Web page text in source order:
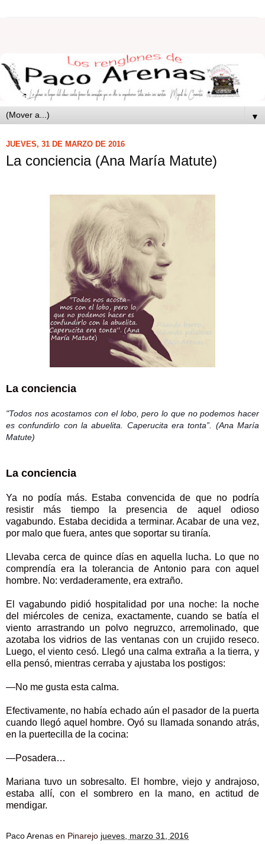
▼
JUEVES, 31 DE MARZO DE 2016
La conciencia (Ana María Matute)
La conciencia
"Todos nos acostamos con el lobo, pero lo que no podemos hacer
es confundirlo con la abuelita. Caperucita era tonta”. (Ana María
Matute)
La conciencia
Ya no podía más. Estaba convencida de que no podría
resistir más tiempo la presencia de aquel odioso
vagabundo. Estaba decidida a terminar. Acabar de una vez,
por malo que fuera, antes que soportar su tiranía.
Llevaba cerca de quince días en aquella lucha. Lo que no
comprendía era la tolerancia de Antonio para con aquel
hombre. No: verdaderamente, era extraño.
El vagabundo pidió hospitalidad por una noche: la noche
del miércoles de ceniza, exactamente, cuando se batía el
viento arrastrando un polvo negruzco, arremolinado, que
azotaba los vidrios de las ventanas con un crujido reseco.
Luego, el viento cesó. Llegó una calma extraña a la tierra, y
ella pensó, mientras cerraba y ajustaba los postigos:
—No me gusta esta calma.
Efectivamente, no había echado aún el pasador de la puerta
cuando llegó aquel hombre. Oyó su llamada sonando atrás,
en la puertecilla de la cocina:
—Posadera…
Mariana tuvo un sobresalto. El hombre, viejo y andrajoso,
estaba allí, con el sombrero en la mano, en actitud de
mendigar.
Paco Arenas en Pinarejo jueves, marzo 31, 2016